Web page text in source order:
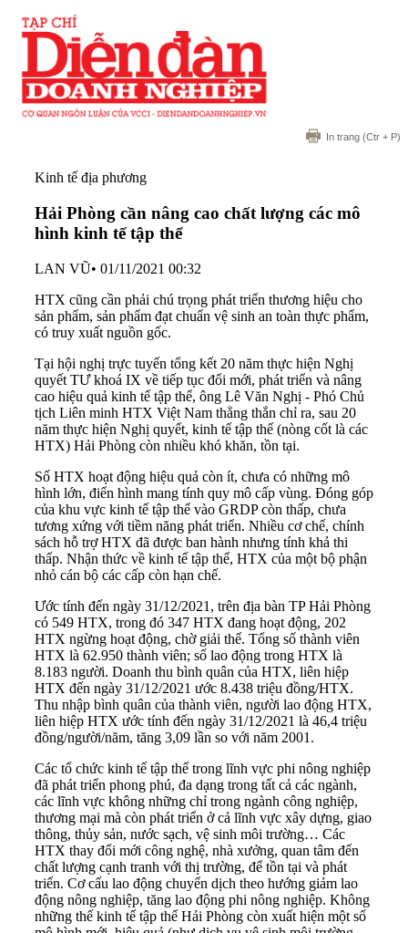
In trang (Ctr + P)
Kinh tế địa phương
Hải Phòng cần nâng cao chất lượng các mô
hình kinh tế tập thể
LAN VŨ• 01/11/2021 00:32
HTX cũng cần phải chú trọng phát triển thương hiệu cho
sản phẩm, sản phẩm đạt chuẩn vệ sinh an toàn thực phẩm,
có truy xuất nguồn gốc.
Tại hội nghị trực tuyến tổng kết 20 năm thực hiện Nghị
quyết TƯ khoá IX về tiếp tục đổi mới, phát triển và nâng
cao hiệu quả kinh tế tập thể, ông Lê Văn Nghị - Phó Chủ
tịch Liên minh HTX Việt Nam thẳng thắn chỉ ra, sau 20
năm thực hiện Nghị quyết, kinh tế tập thể (nòng cốt là các
HTX) Hải Phòng còn nhiều khó khăn, tồn tại.
Số HTX hoạt động hiệu quả còn ít, chưa có những mô
hình lớn, điển hình mang tính quy mô cấp vùng. Đóng góp
của khu vực kinh tế tập thể vào GRDP còn thấp, chưa
tương xứng với tiềm năng phát triển. Nhiều cơ chế, chính
sách hỗ trợ HTX đã được ban hành nhưng tính khả thi
thấp. Nhận thức về kinh tế tập thể, HTX của một bộ phận
nhỏ cán bộ các cấp còn hạn chế.
Ước tính đến ngày 31/12/2021, trên địa bàn TP Hải Phòng
có 549 HTX, trong đó 347 HTX đang hoạt động, 202
HTX ngừng hoạt động, chờ giải thể. Tổng số thành viên
HTX là 62.950 thành viên; số lao động trong HTX là
8.183 người. Doanh thu bình quân của HTX, liên hiệp
HTX đến ngày 31/12/2021 ước 8.438 triệu đồng/HTX.
Thu nhập bình quân của thành viên, người lao động HTX,
liên hiệp HTX ước tính đến ngày 31/12/2021 là 46,4 triệu
đồng/người/năm, tăng 3,09 lần so với năm 2001.
Các tổ chức kinh tế tập thể trong lĩnh vực phi nông nghiệp
đã phát triển phong phú, đa dạng trong tất cả các ngành,
các lĩnh vực không những chỉ trong ngành công nghiệp,
thương mại mà còn phát triển ở cả lĩnh vực xây dựng, giao
thông, thủy sản, nước sạch, vệ sinh môi trường… Các
HTX thay đổi mới công nghệ, nhà xưởng, quan tâm đến
chất lượng cạnh tranh với thị trường, để tồn tại và phát
triển. Cơ cấu lao động chuyển dịch theo hướng giảm lao
động nông nghiệp, tăng lao động phi nông nghiệp. Không
những thế kinh tế tập thể Hải Phòng còn xuất hiện một số